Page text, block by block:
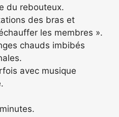
du rebouteux.
des bras et
les membres ».
chauds imbibés
avec musique